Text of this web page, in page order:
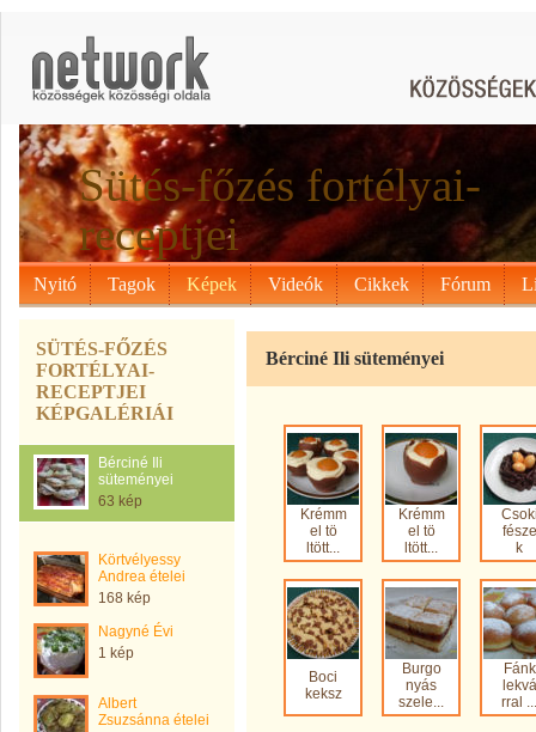
Sütés-főzés fortélyai-
receptjei
Nyitó Tagok Képek Videók Cikkek Fórum
SÜTÉS-FŐZÉS
FORTÉLYAI-
RECEPTJEI
KÉPGALÉRIÁI
Bérciné Ili
süteményei
63 kép
Körtvélyessy
Andrea ételei
168 kép
Nagyné Évi
1 kép
Albert
Zsuzsánna ételei
Bérciné Ili süteményei
Krémm
el tö
ltött...
Krémm
el tö
ltött...
fésze
k
Boci
keksz
Burgo
nyás
szele...
Fánk
lekvá
rral ...